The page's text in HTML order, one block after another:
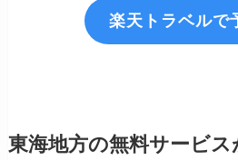
楽天トラベルで
東海地方の無料サービス